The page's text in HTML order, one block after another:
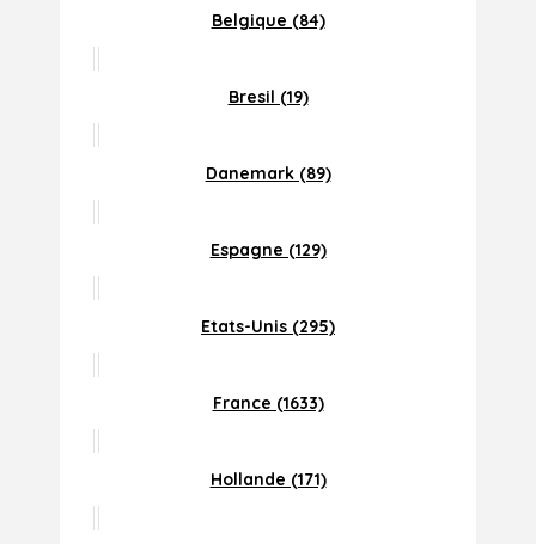
Belgique (84)
Bresil (19)
Danemark (89)
Espagne (129)
Etats-Unis (295)
France (1633)
Hollande (171)